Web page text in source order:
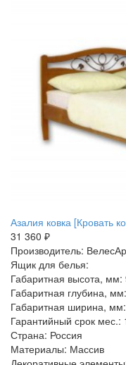
Азалия ковка [Кровать
31 360 ₽
Производитель:
Ящик для белья:
Габаритная высота, мм:
Габаритная глубина, мм:
Габаритная ширина, мм:
Гарантийный срок мес.:
Страна: Россия
Материалы: Массив